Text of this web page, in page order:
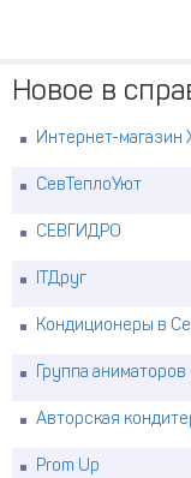
Новое в
Интернет-магазин
СевТеплоУют
СЕВГИДРО
ITДруг
Кондиционеры в
Группа
Авторская
Prom Up